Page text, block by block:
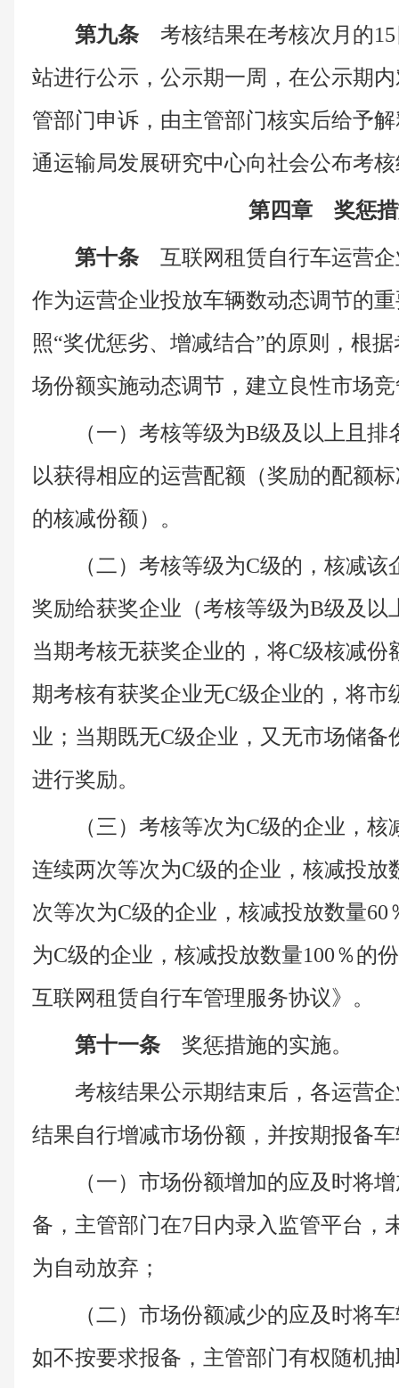
第九条 考核结果在考核次月的
站进行公示，公示期一周，在公示期
管部门申诉，由主管部门核实后给予
通运输局发展研究中心向社会公布考
第四章 奖惩
第十条 互联网租赁自行车运营
作为运营企业投放车辆数动态调节的
照“奖优惩劣、增减结合”的原则，根
场份额实施动态调节，建立良性市场
（一）考核等级为B级及以上且
以获得相应的运营配额（奖励的配额
的核减份额）。
（二）考核等级为C级的，核减
奖励给获奖企业（考核等级为B级及以
当期考核无获奖企业的，将C级核减
期考核有获奖企业无C级企业的，将市
业；当期既无C级企业，又无市场储备
进行奖励。
（三）考核等次为C级的企业，
连续两次等次为C级的企业，核减投放
次等次为C级的企业，核减投放数量
为C级的企业，核减投放数量100％的
互联网租赁自行车管理服务协议》。
第十一条 奖惩措施的实施。
考核结果公示期结束后，各运营
结果自行增减市场份额，并按期报备
（一）市场份额增加的应及时将
备，主管部门在7日内录入监管平台，
为自动放弃；
（二）市场份额减少的应及时将
如不按要求报备，主管部门有权随机